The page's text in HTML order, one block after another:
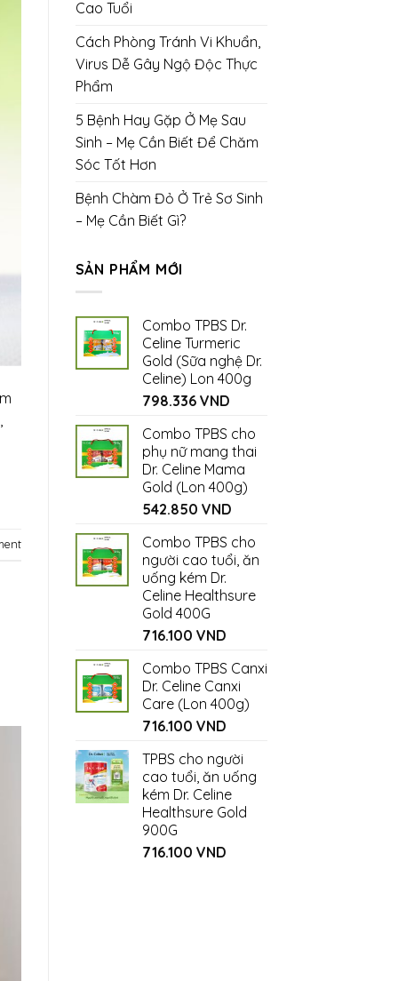
Cao Tuổi
Cách Phòng Tránh Vi Khuẩn,
Virus Dễ Gây Ngộ Độc Thực
Phẩm
5 Bệnh Hay Gặp Ở Mẹ Sau
Sinh – Mẹ Cần Biết Để Chăm
Sóc Tốt Hơn
Bệnh Chàm Đỏ Ở Trẻ Sơ Sinh
– Mẹ Cần Biết Gì?
SẢN PHẨM MỚI
Combo TPBS Dr.
Celine Turmeric
Gold (Sữa nghệ Dr.
Celine) Lon 400g
798.336 VND
Combo TPBS cho
phụ nữ mang thai
Dr. Celine Mama
Gold (Lon 400g)
542.850 VND
Combo TPBS cho
người cao tuổi, ăn
uống kém Dr.
Celine Healthsure
Gold 400G
716.100 VND
Combo TPBS Canxi
Dr. Celine Canxi
Care (Lon 400g)
716.100 VND
TPBS cho người
cao tuổi, ăn uống
kém Dr. Celine
Healthsure Gold
900G
716.100 VND